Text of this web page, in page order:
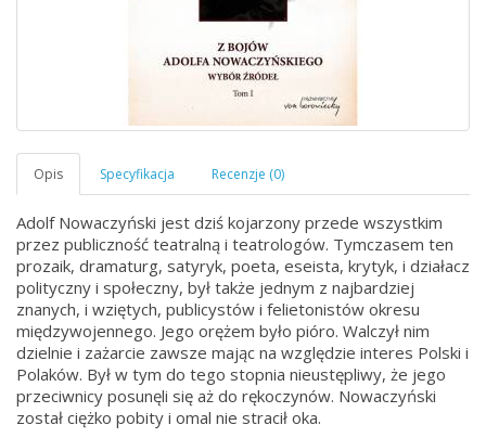
Adolf Nowaczyński jest dziś kojarzony przede wszystkim
przez publiczność teatralną i teatrologów. Tymczasem ten
prozaik, dramaturg, satyryk, poeta, eseista, krytyk, i działacz
polityczny i społeczny, był także jednym z najbardziej
znanych, i wziętych, publicystów i felietonistów okresu
międzywojennego. Jego orężem było pióro. Walczył nim
dzielnie i zażarcie zawsze mając na względzie interes Polski i
Polaków. Był w tym do tego stopnia nieustępliwy, że jego
przeciwnicy posunęli się aż do rękoczynów. Nowaczyński
został ciężko pobity i omal nie stracił oka.